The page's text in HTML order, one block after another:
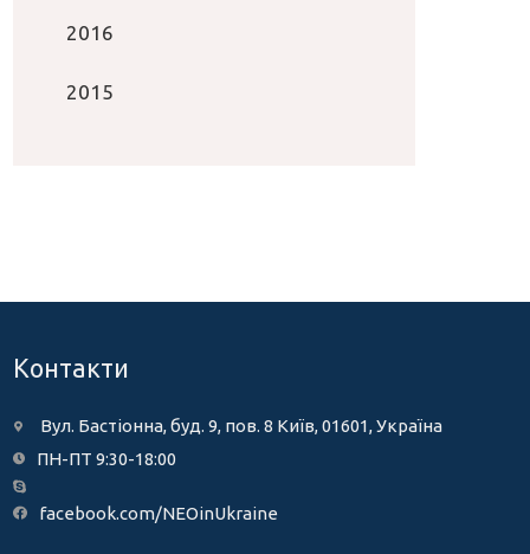
2016
2015
Контакти
Вул. Бастіонна, буд. 9, пов. 8 Київ, 01601, Україна
ПН-ПТ 9:30-18:00
facebook.com/NEOinUkraine